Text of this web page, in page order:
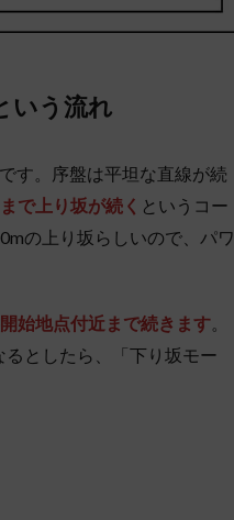
いう流れ
です。序盤は平坦な直線が続
で上り坂が続く というコー
の上り坂らしいので、パワ
始地点付近まで続きます
としたら、「下り坂モー